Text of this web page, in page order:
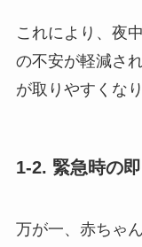
これにより、夜
の不安が軽減さ
が取りやすくなり
1-2. 緊急時の
万が一、赤ちゃ